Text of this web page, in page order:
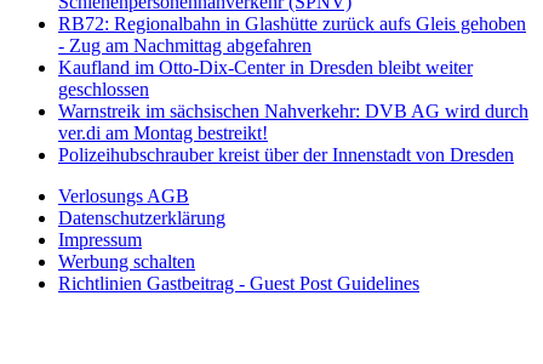
RB72: Regionalbahn in Glashütte zurück aufs Gleis gehoben
- Zug am Nachmittag abgefahren
Kaufland im Otto-Dix-Center in Dresden bleibt weiter
geschlossen
Warnstreik im sächsischen Nahverkehr: DVB AG wird durch
ver.di am Montag bestreikt!
Polizeihubschrauber kreist über der Innenstadt von Dresden
Verlosungs AGB
Datenschutzerklärung
Impressum
Werbung schalten
Richtlinien Gastbeitrag - Guest Post Guidelines